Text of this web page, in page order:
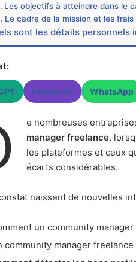
Les objectifs à atteindre dans le
Le cadre de la mission et les frais
sont les détails
Perplexity WhatsApp
e nombreuses
manager freelance,
les plateformes et ceux
écarts considérables.
naissent de nouvelles
un community
community manager